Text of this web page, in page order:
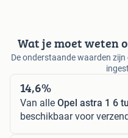
Wat je moet weten
De onderstaande waarden
14,6%
Van alle Opel astra 1 6
beschikbaar voor